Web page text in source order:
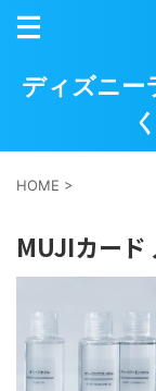
ディズニー
HOME >
MUJIカード